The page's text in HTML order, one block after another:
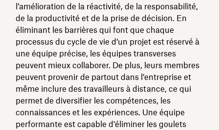
l’amélioration de la réactivité, de la responsabilité,
de la productivité et de la prise de décision. En
éliminant les barrières qui font que chaque
processus du cycle de vie d’un projet est réservé à
une équipe précise, les équipes transverses
peuvent mieux collaborer. De plus, leurs membres
peuvent provenir de partout dans l’entreprise et
même inclure des travailleurs à distance, ce qui
permet de diversifier les compétences, les
connaissances et les expériences. Une équipe
performante est capable d’éliminer les goulets